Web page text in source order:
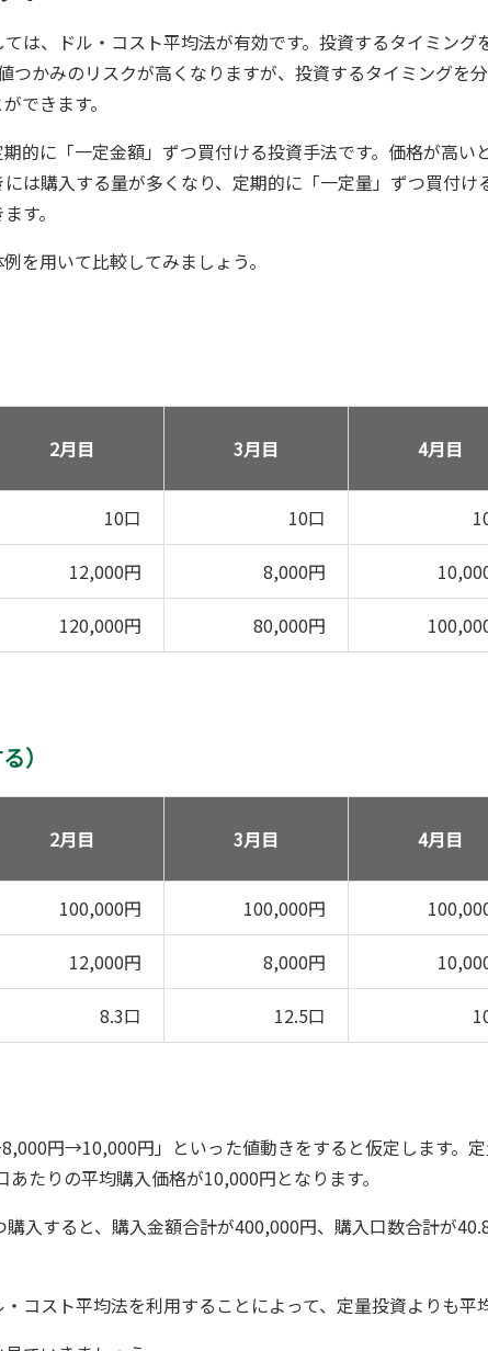
は、ドル・コスト平均法が有効です。投資するタイミング
つかみのリスクが高くなりますが、投資するタイミングを分
できます。
的に「一定金額」ずつ買付ける投資手法です。価格が高い
は購入する量が多くなり、定期的に「一定量」ずつ買付け
す。
を用いて比較してみましょう。
2月目 3月目 4月目
10口 10口
12,000円 8,000円
120,000円 80,000円
）
2月目 3月目 4月目
100,000円 100,000円
12,000円 8,000円
8.3口 12.5口
円→10,000円」といった値動きをすると仮定します。
たりの平均購入価格が10,000円となります。
入すると、購入金額合計が400,000円、購入口数合計が
コスト平均法を利用することによって、定量投資よりも